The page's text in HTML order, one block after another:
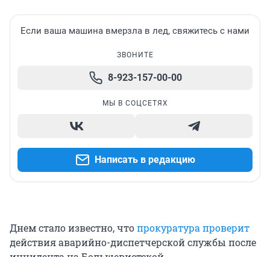
Если ваша машина вмерзла в лед, свяжитесь с нами
ЗВОНИТЕ
8-923-157-00-00
МЫ В СОЦСЕТЯХ
Написать в редакцию
Днем стало известно, чтопрокуратура проверит
действия аварийно-диспетчерской службы после